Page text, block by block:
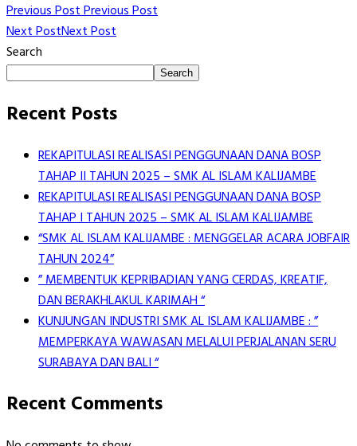
Previous PostPrevious Post
Next PostNext Post
Search
Search
Recent Posts
REKAPITULASI REALISASI PENGGUNAAN DANA BOSP
TAHAP II TAHUN 2025 – SMK AL ISLAM KALIJAMBE
REKAPITULASI REALISASI PENGGUNAAN DANA BOSP
TAHAP I TAHUN 2025 – SMK AL ISLAM KALIJAMBE
“SMK AL ISLAM KALIJAMBE : MENGGELAR ACARA JOBFAIR
TAHUN 2024”
” MEMBENTUK KEPRIBADIAN YANG CERDAS, KREATIF,
DAN BERAKHLAKUL KARIMAH “
KUNJUNGAN INDUSTRI SMK AL ISLAM KALIJAMBE : ”
MEMPERKAYA WAWASAN MELALUI PERJALANAN SERU
SURABAYA DAN BALI “
Recent Comments